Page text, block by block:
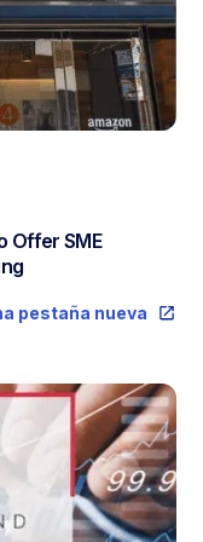
Offer SME
pestaña nueva